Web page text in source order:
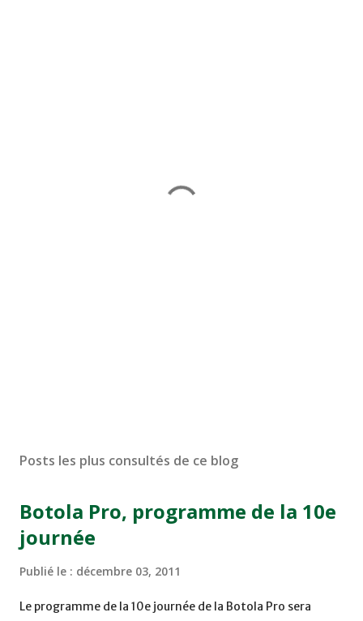
Posts les plus consultés de ce blog
Botola Pro, programme de la 10e
journée
Publié le : décembre 03, 2011
Le programme de la 10e journée de la Botola Pro sera